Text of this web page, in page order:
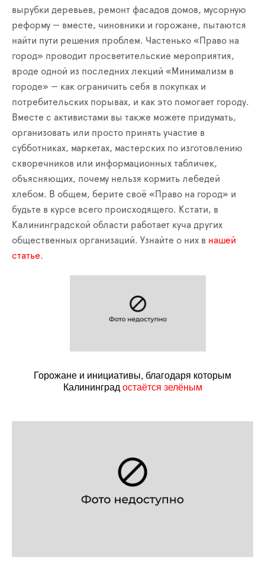
вырубки деревьев, ремонт фасадов домов, мусорную
реформу — вместе, чиновники и горожане, пытаются
найти пути решения проблем. Частенько «Право на
город» проводит просветительские мероприятия,
вроде одной из последних лекций «Минимализм в
городе» — как ограничить себя в покупках и
потребительских порывах, и как это помогает городу.
Вместе с активистами вы также можете придумать,
организовать или просто принять участие в
субботниках, маркетах, мастерских по изготовлению
скворечников или информационных табличек,
объясняющих, почему нельзя кормить лебедей
хлебом. В общем, берите своё «Право на город» и
будьте в курсе всего происходящего. Кстати, в
Калининградской области работает куча других
общественных организаций. Узнайте о них в нашей
статье.
Горожане и инициативы, благодаря которым
Калининградостаётся зелёным